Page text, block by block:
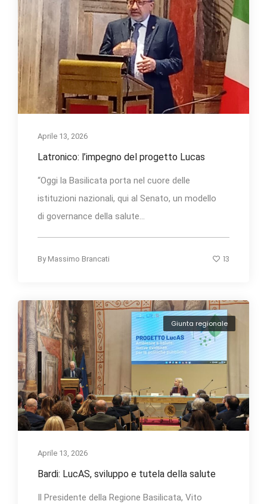
Aprile 13, 2026
Latronico: l’impegno del progetto Lucas
“Oggi la Basilicata porta nel cuore delle
istituzioni nazionali, qui al Senato, un modello
di governance della salute...
By Massimo Brancati 13
Giunta regionale
Aprile 13, 2026
Bardi: LucAS, sviluppo e tutela della salute
Il Presidente della Regione Basilicata, Vito